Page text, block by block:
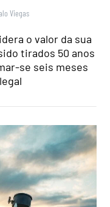
Viegas
o valor da sua
tirados 50 anos
se seis meses